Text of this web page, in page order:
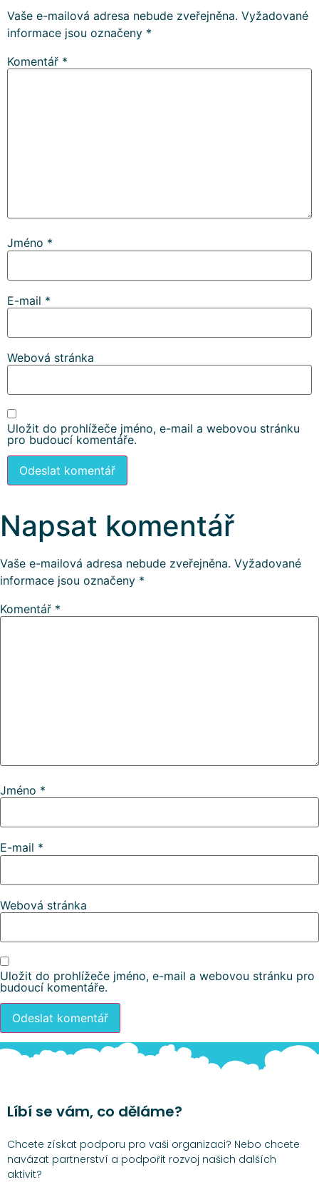
Vaše e-mailová adresa nebude zveřejněna. Vyžadované
informace jsou označeny *
Komentář *
Jméno *
E-mail *
Webová stránka
Uložit do prohlížeče jméno, e-mail a webovou stránku
pro budoucí komentáře.
Napsat komentář
Vaše e-mailová adresa nebude zveřejněna. Vyžadované
informace jsou označeny *
Komentář *
Jméno *
E-mail *
Webová stránka
Uložit do prohlížeče jméno, e-mail a webovou stránku pro
budoucí komentáře.
Líbí se vám, co děláme?
Chcete získat podporu pro vaši organizaci? Nebo chcete
navázat partnerství a podpořit rozvoj našich dalších
aktivit?